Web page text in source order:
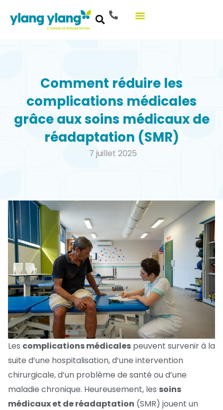
Comment réduire les
complications médicales
grâce aux soins médicaux de
réadaptation (SMR)
7 juillet 2025
Les complications médicales peuvent survenir à la
suite d’une hospitalisation, d’une intervention
chirurgicale, d’un problème de santé ou d’une
maladie chronique. Heureusement, les soins
médicaux et de réadaptation (SMR) jouent un